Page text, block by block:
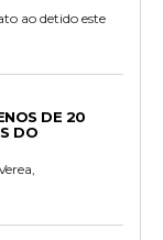
ao detido este
DE 20
DO